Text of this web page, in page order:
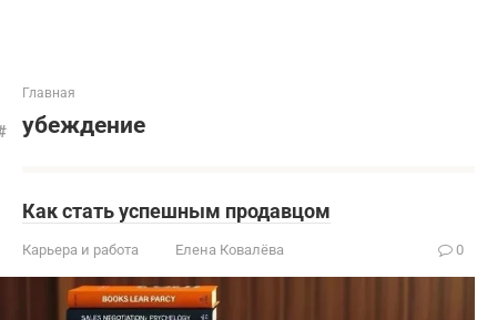
Главная
убеждение
Как стать успешным продавцом
Карьера и работа Елена Ковалёва 0